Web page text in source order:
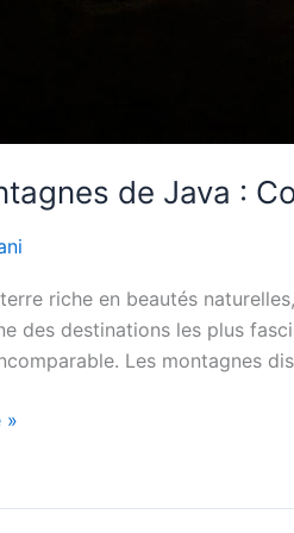
de Java :
riche en beautés
des destinations les plus
Les montagnes
»